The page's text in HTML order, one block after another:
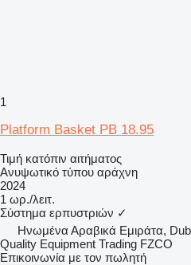
1
Platform Basket PB 18.95
Τιμή κατόπιν αιτήματος
Ανυψωτικό τύπου αράχνη
2024
1 ωρ./λειτ.
Σύστημα ερπυστριών ✓
Hνωμένα Αραβικά Εμιράτα,
Quality Equipment Trading FZCO
Επικοινωνία με τον πωλητή